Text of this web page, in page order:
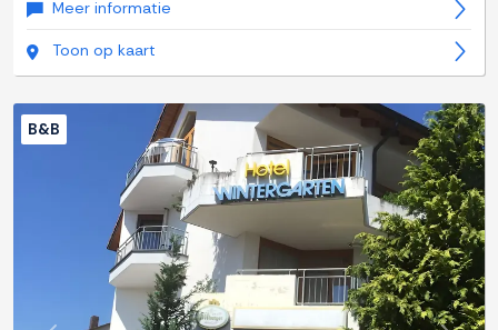
Meer informatie
Toon op kaart
B&B